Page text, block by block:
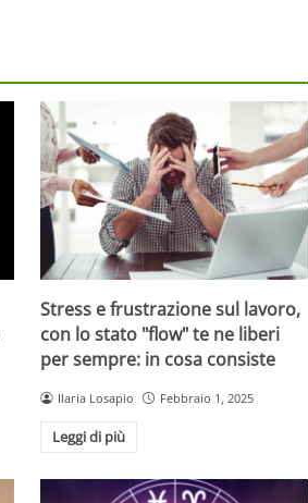
Stress e frustrazione sul lavoro,
con lo stato "flow" te ne liberi
per sempre: in cosa consiste
Ilaria Losapio Febbraio 1, 2025
Leggi di più